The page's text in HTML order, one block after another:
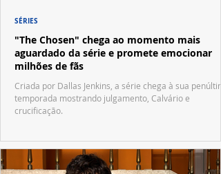
"The Chosen" chega ao momento mais
aguardado da série e promete emocionar
milhões de fãs
Criada por Dallas Jenkins, a série chega à sua
temporada mostrando julgamento, Calvário e
crucificação.
SÉRIES